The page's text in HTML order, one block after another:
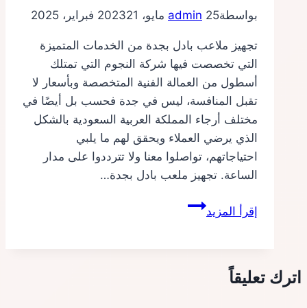
بواسطة admin 25 مايو، 2023 21 فبراير، 2025
تجهيز ملاعب بادل بجدة من الخدمات المتميزة
التي تخصصت فيها شركة النجوم التي تمتلك
أسطول من العمالة الفنية المتخصصة وبأسعار لا
تقبل المنافسة، ليس في جدة فحسب بل أيضًا في
مختلف أرجاء المملكة العربية السعودية بالشكل
الذي يرضي العملاء ويحقق لهم ما يلبي
احتياجاتهم، تواصلوا معنا ولا تترددوا على مدار
الساعة. تجهيز ملعب بادل بجدة…
إقرأ المزيدتجهيز
اترك تعليقاً